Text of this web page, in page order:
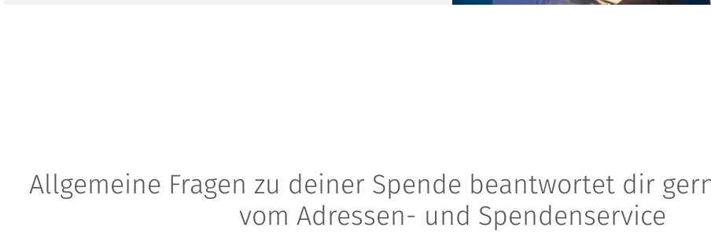
Allgemeine Fragen zu deiner Spende beantwortet dir
vom Adressen- und Spendenservice